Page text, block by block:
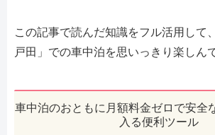
この記事で読んだ知識をフル活用して
戸田」での車中泊を思いっきり楽しん
車中泊のおともに月額料金ゼロで安全
入る便利ツール